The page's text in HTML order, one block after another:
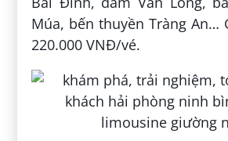
Múa, bến thuyền Tràng An…
220.000 VNĐ/vé.